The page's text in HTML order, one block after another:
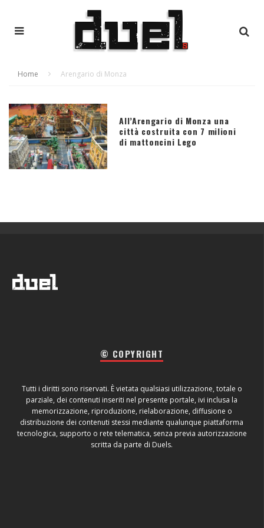
Home Arengario di Monza
All’Arengario di Monza una
città costruita con 7 milioni
di mattoncini Lego
© COPYRIGHT
Tutti i diritti sono riservati. È vietata qualsiasi utilizzazione, totale o
parziale, dei contenuti inseriti nel presente portale, ivi inclusa la
memorizzazione, riproduzione, rielaborazione, diffusione o
distribuzione dei contenuti stessi mediante qualunque piattaforma
tecnologica, supporto o rete telematica, senza previa autorizzazione
scritta da parte di Duels.